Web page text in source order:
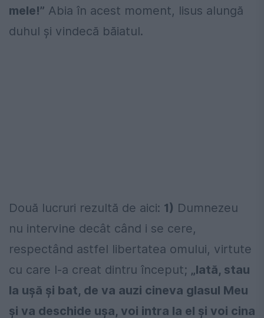
mele!” Abia în acest moment, Iisus alungă
duhul și vindecă băiatul.
Două lucruri rezultă de aici: 1) Dumnezeu
nu intervine decât când i se cere,
respectând astfel libertatea omului, virtute
cu care l-a creat dintru început; „Iată, stau
la ușă și bat, de va auzi cineva glasul Meu
și va deschide ușa, voi intra la el și voi cina